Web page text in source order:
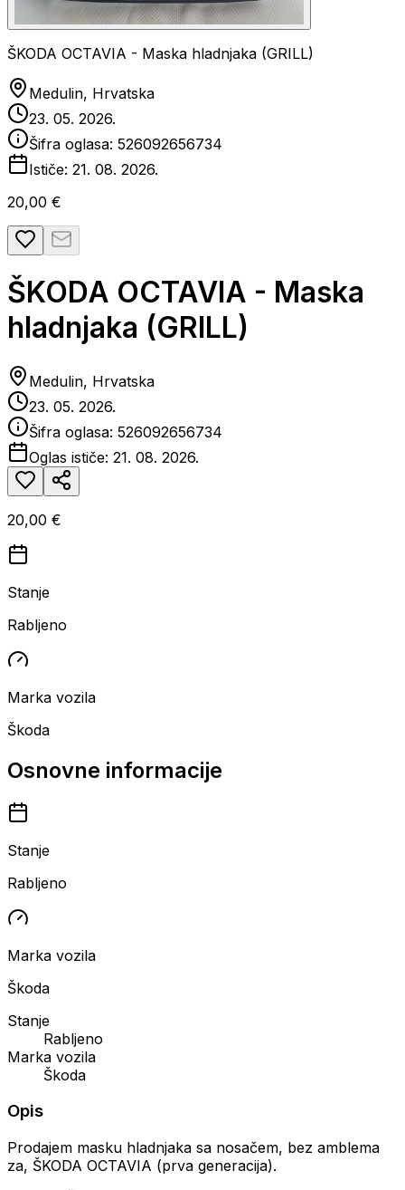
ŠKODA OCTAVIA - Maska hladnjaka (GRILL)
Medulin, Hrvatska
23. 05. 2026.
Šifra oglasa: 526092656734
Ističe: 21. 08. 2026.
20,00 €
ŠKODA OCTAVIA - Maska
hladnjaka (GRILL)
Medulin, Hrvatska
23. 05. 2026.
Šifra oglasa: 526092656734
Oglas ističe: 21. 08. 2026.
20,00 €
Stanje
Rabljeno
Marka vozila
Škoda
Osnovne informacije
Stanje
Rabljeno
Marka vozila
Škoda
Stanje
Rabljeno
Marka vozila
Škoda
Opis
Prodajem masku hladnjaka sa nosačem, bez amblema
za, ŠKODA OCTAVIA (prva generacija).